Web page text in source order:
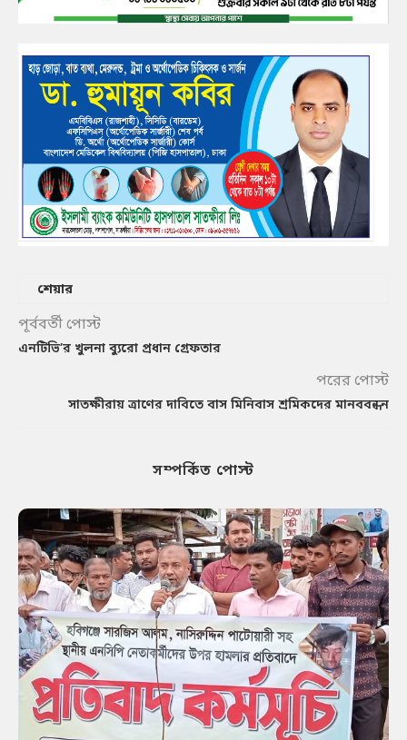
শেয়ার
পূর্ববর্তী পোস্ট
এনটিভি’র খুলনা ব্যুরো প্রধান গ্রেফতার
পরের পোস্ট
সাতক্ষীরায় ত্রাণের দাবিতে বাস মিনিবাস শ্রমিকদের মানববন্ধন
সম্পর্কিত পোস্ট